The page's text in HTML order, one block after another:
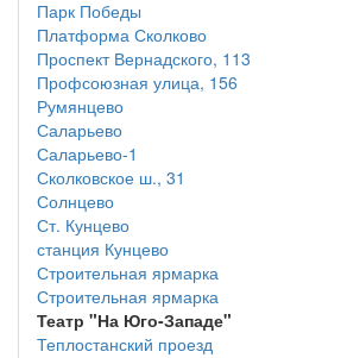
Парк Победы
Платформа Сколково
Проспект Вернадского, 113
Профсоюзная улица, 156
Румянцево
Саларьево
Саларьево-1
Сколковское ш., 31
Солнцево
Ст. Кунцево
станция Кунцево
Строительная ярмарка
Строительная ярмарка
Театр "На Юго-Западе"
Теплостанский проезд